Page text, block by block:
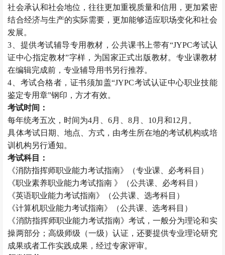
社会承认和社会地位，往往更加重视质量和信用，更加紧密
结合经济与生产的实际需要，更加能够适应职场变化和社会
发展。
3、提供考试辅导专用教材，公共课书上带有“JYPC考试认
证中心指定教材”字样，为国家正式出版教材。专业课教材
在编辑完成前，专业辅导用书另行推荐。
4、考试合格者，证书须加盖“JYPC考试认证中心职业技能
鉴定专用章”钢印，方才有效。
考试时间：
每年统考五次，时间为4月、6月、8月、10月和12月。
具体考试日期、地点、方式，由考生所在地的考试机构或培
训机构另行通知。
考试科目：
《消防指挥师职业能力考试指南》（专业课、必考科目）
《职业素养职业能力考试指南 》（公共课、必考科目）
《英语职业能力考试指南》（公共课、选考科目）
《计算机职业能力考试指南》（公共课、选考科目）
《消防指挥师职业能力考试指南》考试，一般分为理论和实
操两部分；高级师级（一级）认证，还要提供专业理论研究
成果或者工作实践成果，经过专家评审。